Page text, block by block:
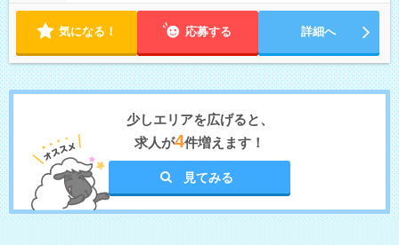
気になる！ 応募する 詳細へ
少しエリアを広げると、
求人が4件増えます！
見てみる